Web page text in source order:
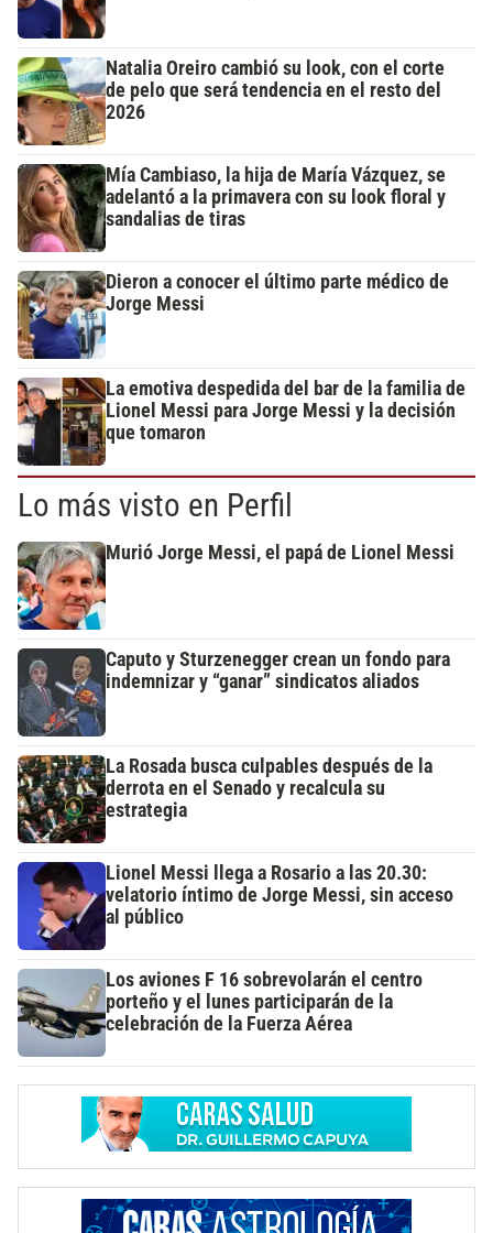
Natalia Oreiro cambió su look, con el corte
de pelo que será tendencia en el resto del
2026
Mía Cambiaso, la hija de María Vázquez, se
adelantó a la primavera con su look floral y
sandalias de tiras
Dieron a conocer el último parte médico de
Jorge Messi
La emotiva despedida del bar de la familia de
Lionel Messi para Jorge Messi y la decisión
que tomaron
Lo más visto en Perfil
Murió Jorge Messi, el papá de Lionel Messi
Caputo y Sturzenegger crean un fondo para
indemnizar y “ganar” sindicatos aliados
La Rosada busca culpables después de la
derrota en el Senado y recalcula su
estrategia
Lionel Messi llega a Rosario a las 20.30:
velatorio íntimo de Jorge Messi, sin acceso
al público
Los aviones F 16 sobrevolarán el centro
porteño y el lunes participarán de la
celebración de la Fuerza Aérea